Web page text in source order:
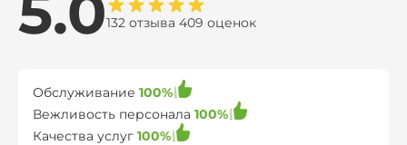
132 отзыва 409 оценок
Обслуживание 100%
Вежливость персонала 100%
Качества услуг 100%